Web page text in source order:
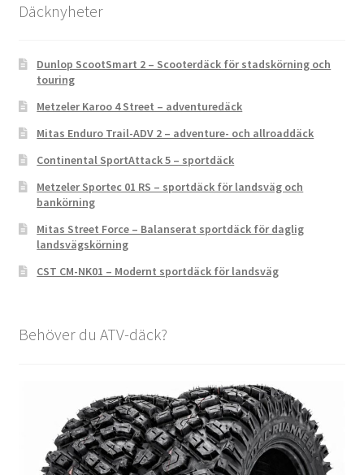
Däcknyheter
Dunlop ScootSmart 2 – Scooterdäck för stadskörning och
touring
Metzeler Karoo 4 Street – adventuredäck
Mitas Enduro Trail-ADV 2 – adventure- och allroaddäck
Continental SportAttack 5 – sportdäck
Metzeler Sportec 01 RS – sportdäck för landsväg och
bankörning
Mitas Street Force – Balanserat sportdäck för daglig
landsvägskörning
CST CM-NK01 – Modernt sportdäck för landsväg
Behöver du ATV-däck?